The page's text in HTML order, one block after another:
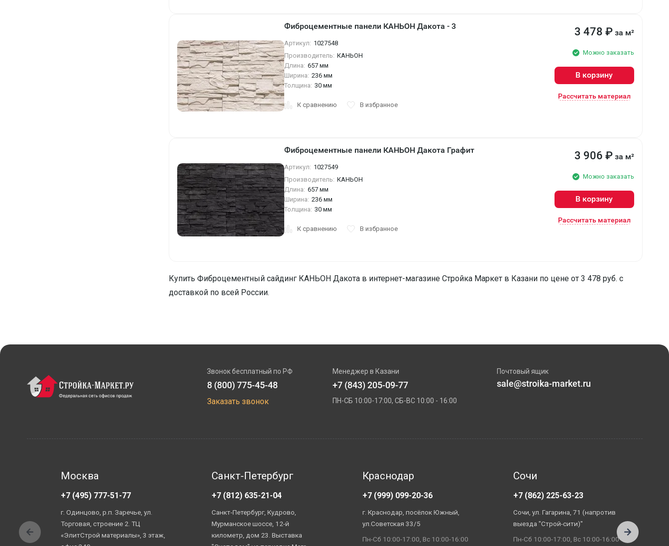
Фиброцементные панели КАНЬОН Дакота - 3
Артикул: 1027548
Производитель: КАНЬОН
Длина: 657 мм
Ширина: 236 мм
Толщина: 30 мм
К сравнению В избранное
3 478 ₽ за м²
Можно заказать
В корзину
Рассчитать материал
Фиброцементные панели КАНЬОН Дакота Графит
Артикул: 1027549
Производитель: КАНЬОН
Длина: 657 мм
Ширина: 236 мм
Толщина: 30 мм
К сравнению В избранное
3 906 ₽ за м²
Можно заказать
В корзину
Рассчитать материал
Купить Фиброцементный сайдинг КАНЬОН Дакота в интернет-магазине Стройка Маркет в Казани по цене от 3 478 руб. с
доставкой по всей России.
Звонок бесплатный по РФ
8 (800) 775-45-48
Заказать звонок
Менеджер в Казани
+7 (843) 205-09-77
ПН-СБ 10:00-17:00, СБ-ВС 10:00 - 16:00
Почтовый ящик
sale@stroika-market.ru
Москва
+7 (495) 777-51-77
г. Одинцово, р.п. Заречье, ул.
Торговая, строение 2. ТЦ
«ЭлитСтрой материалы», 3 этаж,
Санкт-Петербург
+7 (812) 635-21-04
Санкт-Петербург, Кудрово,
Мурманское шоссе, 12-й
километр, дом 23. Выставка
Краснодар
+7 (999) 099-20-36
г. Краснодар, посёлок Южный,
ул.Советская 33/5
Пн-Сб 10:00-17:00, Вс 10:00-16:00
Сочи
+7 (862) 225-63-23
Сочи, ул. Гагарина, 71 (напротив
выезда "Строй-сити)"
Пн-Сб 10:00-17:00, Вс 10:00-16:00